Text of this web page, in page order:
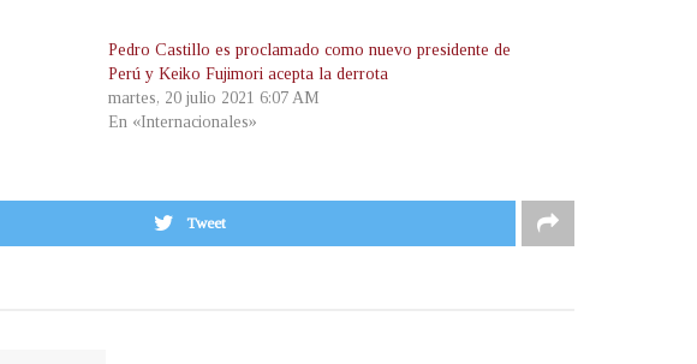
Pedro Castillo es proclamado como nuevo presidente de
Perú y Keiko Fujimori acepta la derrota
martes, 20 julio 2021 6:07 AM
En «Internacionales»
Tweet